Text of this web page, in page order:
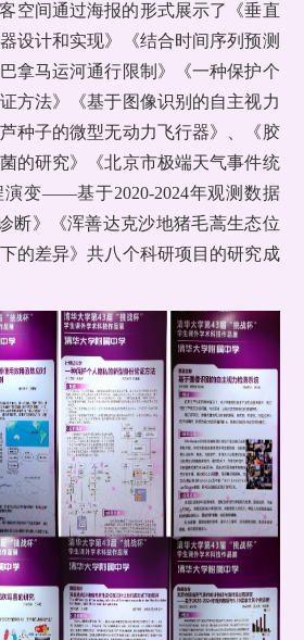
空间通过海报的形式展示了《垂直
设计和实现》《结合时间序列预测
拿马运河通行限制》《一种保护个
方法》《基于图像识别的自主视力
种子的微型无动力飞行器》、《胶
的研究》《北京市极端天气事件统
演变——基于2020-2024年观测数据
断》《浑善达克沙地猪毛蒿生态位
的差异》共八个科研项目的研究成